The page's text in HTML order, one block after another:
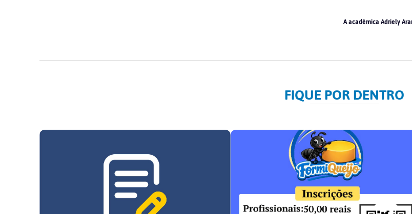
A acadêmica Adriely
FIQUE POR DENTRO